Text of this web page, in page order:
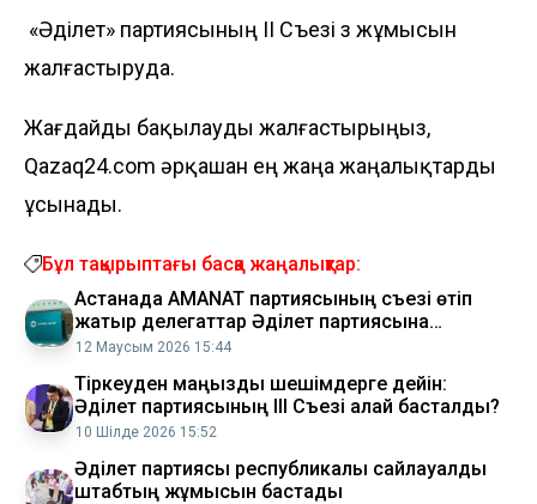
«Әділет» партиясының II Съезі өз жұмысын
жалғастыруда.
Жағдайды бақылауды жалғастырыңыз,
Qazaq24.com әрқашан ең жаңа жаңалықтарды
ұсынады.
Бұл тақырыптағы басқа жаңалықтар:
Астанада AMANAT партиясының съезі өтіп
жатыр делегаттар Әділет партиясына
қосылуды қолдады
12 Маусым 2026 15:44
Тіркеуден маңызды шешімдерге дейін:
Әділет партиясының ІІІ Съезі қалай басталды?
10 Шілде 2026 15:52
Әділет партиясы республикалық сайлауалды
штабтың жұмысын бастады